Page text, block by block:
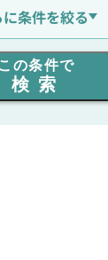
ぶ
に条件を絞る
この条件で
検索